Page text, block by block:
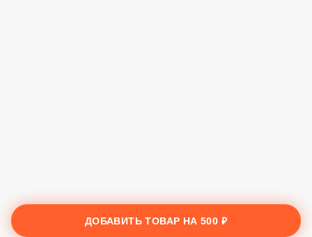
ДОБАВИТЬ ТОВАР НА500 ₽